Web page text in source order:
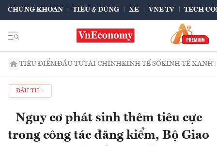
CHỨNG KHOÁN TIÊU & DÙNG XE VNE TV TECH
TIÊU ĐIỂMĐẦU TƯTÀI CHÍNHKINH TẾ SỐKINH TẾ XANH
ĐẦU TƯ
Nguy cơ phát sinh thêm tiêu cực
trong công tác đăng kiểm, Bộ Giao